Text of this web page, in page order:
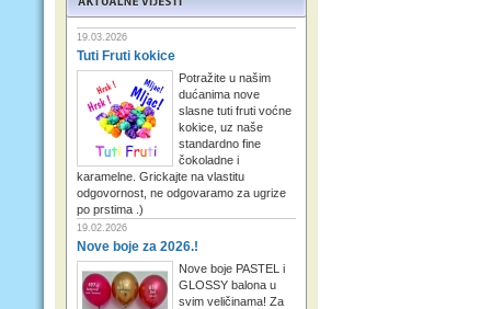
19.03.2026
Tuti Fruti kokice
Potražite u našim
dućanima nove
slasne tuti fruti voćne
kokice, uz naše
standardno fine
čokoladne i
karamelne. Grickajte na vlastitu
odgovornost, ne odgovaramo za ugrize
po prstima .)
19.02.2026
Nove boje za 2026.!
Nove boje PASTEL i
GLOSSY balona u
svim veličinama! Za